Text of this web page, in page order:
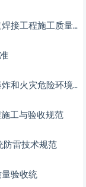
GB 50683-2011 现场设备、工业管道焊接工程施工质量验收规范
GB 50257-2014电气装置安装工程爆炸和火灾危险环境电气装置施工及验收规范
工与验收规范
防雷技术规范
验收统